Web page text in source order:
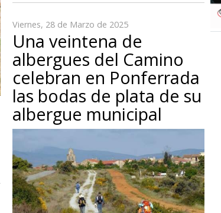
Viernes, 28 de Marzo de 2025
Una veintena de
albergues del Camino
celebran en Ponferrada
las bodas de plata de su
albergue municipal